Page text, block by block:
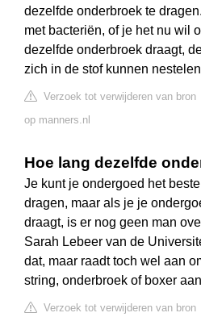
dezelfde onderbroek te
met bacteriën, of je het nu wil
dezelfde onderbroek draagt,
zich in de stof kunnen
Verzoek tot verwijderen van bron
op manners.nl
Hoe lang dezelfde
Je kunt je ondergoed het
dragen, maar als je je
draagt, is er nog geen man
Sarah Lebeer van de
dat, maar raadt toch wel aan
string, onderbroek of boxer
Verzoek tot verwijderen van bron